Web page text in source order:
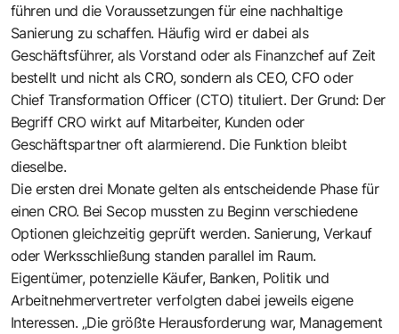
führen und die Voraussetzungen für eine nachhaltige
Sanierung zu schaffen. Häufig wird er dabei als
Geschäftsführer, als Vorstand oder als Finanzchef auf Zeit
bestellt und nicht als CRO, sondern als CEO, CFO oder
Chief Transformation Officer (CTO) tituliert. Der Grund: Der
Begriff CRO wirkt auf Mitarbeiter, Kunden oder
Geschäftspartner oft alarmierend. Die Funktion bleibt
dieselbe.
Die ersten drei Monate gelten als entscheidende Phase für
einen CRO. Bei ­Secop mussten zu Beginn verschiedene
Optionen gleichzeitig geprüft werden. Sanierung, Verkauf
oder Werksschließung standen parallel im Raum.
Eigentümer, potenzielle Käufer, Banken, Politik und
Arbeitnehmervertreter verfolgten dabei jeweils eigene
Interessen. „Die größte Herausforderung war, Management